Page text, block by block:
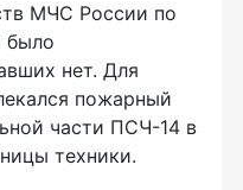
МЧС России по
было
нет. Для
пожарный
части ПСЧ-14 в
техники.